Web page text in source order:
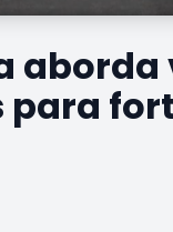
para